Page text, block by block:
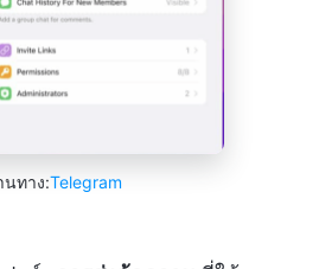
นทาง:Telegram